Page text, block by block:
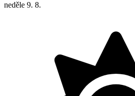
neděle 9. 8.